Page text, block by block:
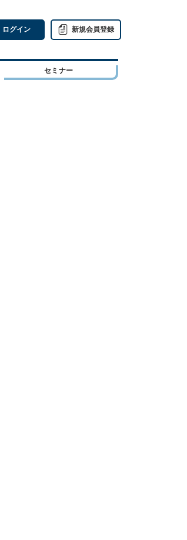
ログイン 新規会員登録
セミナー